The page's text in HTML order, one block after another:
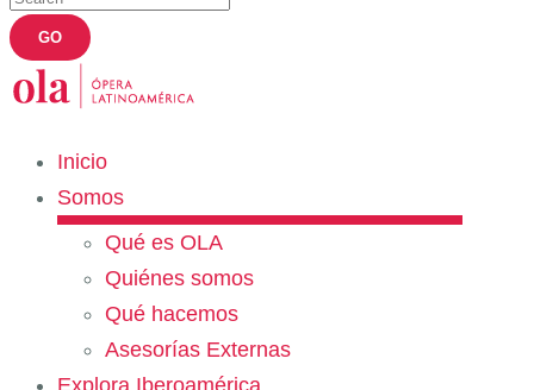
Inicio
Somos
Qué es OLA
Quiénes somos
Qué hacemos
Asesorías Externas
Explora Iberoamérica